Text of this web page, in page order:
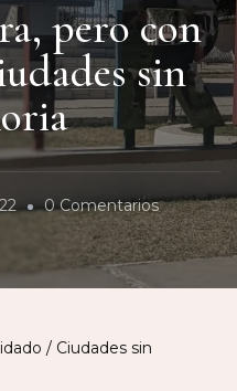
pero con
sin
0 ComentariosEn
Visiten
Sonora,
/ Ciudades sin